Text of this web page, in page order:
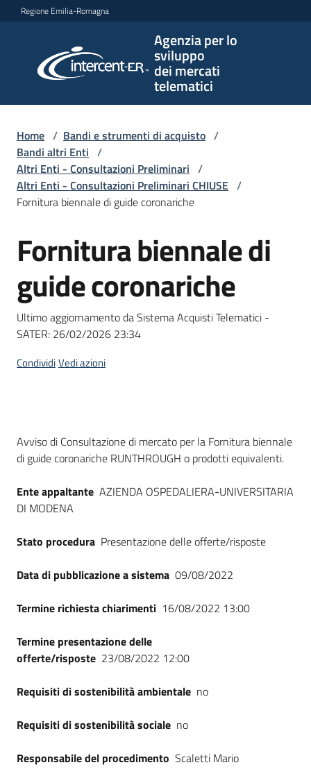
Vai al contenuto
Vai alla navigazione
Vai al footer
Regione Emilia-Romagna
Agenzia per lo
sviluppo
dei mercati
telematici
per lo
sviluppo
telematici
L'Agenzia
Bandi
strumenti
di
acquisto
telematiche
English
site
su
Home / Bandi e strumenti di acquisto /
Bandi altri Enti /
Altri Enti - Consultazioni Preliminari /
Altri Enti - Consultazioni Preliminari CHIUSE /
Fornitura biennale di guide coronariche
Salta al contenuto
Fornitura biennale di
guide coronariche
Ultimo aggiornamento da Sistema Acquisti Telematici -
SATER: 26/02/2026 23:34
CondividiVedi azioni
Dati del bando
Avviso di Consultazione di mercato per la Fornitura biennale
di guide coronariche RUNTHROUGH o prodotti equivalenti.
Ente appaltante AZIENDA OSPEDALIERA-UNIVERSITARIA
DI MODENA
Stato procedura Presentazione delle offerte/risposte
Data di pubblicazione a sistema 09/08/2022
Termine richiesta chiarimenti 16/08/2022 13:00
Termine presentazione delle
offerte/risposte 23/08/2022 12:00
Requisiti di sostenibilità ambientale no
Requisiti di sostenibilità sociale no
Responsabile del procedimento Scaletti Mario